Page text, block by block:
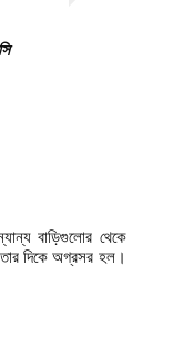
বাড়িগুলোর থেকে
তার দিকে অগ্রসর হল।